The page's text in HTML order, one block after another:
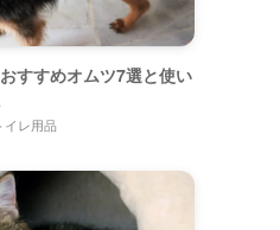
すすめオムツ7選と使い
イレ用品